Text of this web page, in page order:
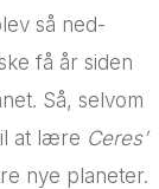
så ned-
få år siden
Så, selvom
at lære Ceres’
nye planeter.